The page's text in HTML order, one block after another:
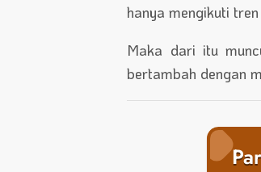
hanya mengikuti
Maka dari itu
bertambah dengan